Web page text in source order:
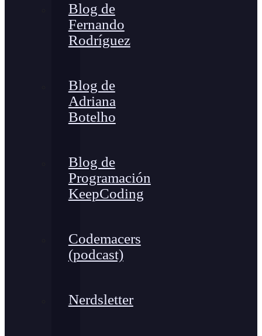
Blog de
Fernando
Rodríguez
Blog de
Adriana
Botelho
Blog de
Programación
KeepCoding
Codemacers
(podcast)
Nerdsletter